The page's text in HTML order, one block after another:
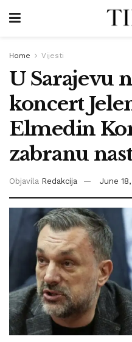
Home Vijesti
U Sarajevu
koncert
Elmedin
zabranu
Objavila Redakcija June